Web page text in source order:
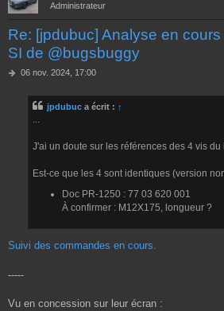
Administrateur
Re: [jpdubuc] Analyse en
SI de @bugsbuggy
M
06 nov. 2024, 17:00
jpdubuc a écrit : ↑
J'ai un doute sur les références des 4 vis du
Est-ce que les 4 sont identiques (version
Doc PR-1250 : 77 03 620 001
À confirmer : M12X175, longueur ?
Suivi des commandes en cours.
-----
Vu en concession sur leur écran :